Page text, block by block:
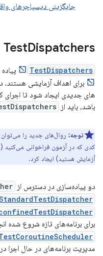
جایگزینی دیسپاچرهای
TestDispatchers
TestDispatchers
برای اهداف آزمایشی
های جدیدی ایجاد شود تا
باشد، باید از
توجه: روال‌های جدید را
کدی که در آزمون فراخوانی می‌کنید
آزمایش هستید) ایجاد کرد.
دو پیاده‌سازی در دسترس از
برای برنامه‌های تازه شروع شده
مدیریت برنامه‌های در حال اجرا